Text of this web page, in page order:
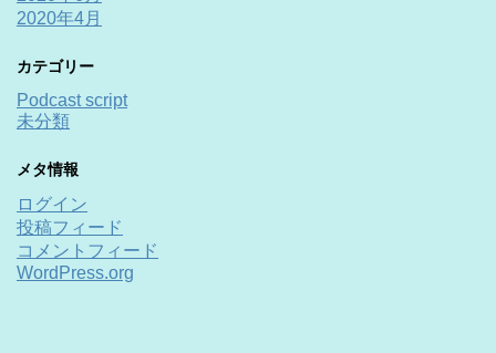
2020年4月
カテゴリー
Podcast script
未分類
メタ情報
ログイン
投稿フィード
コメントフィード
WordPress.org